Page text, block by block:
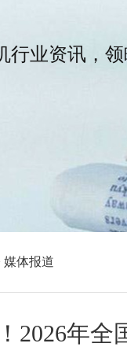
行业资讯，
媒体报道
2026年